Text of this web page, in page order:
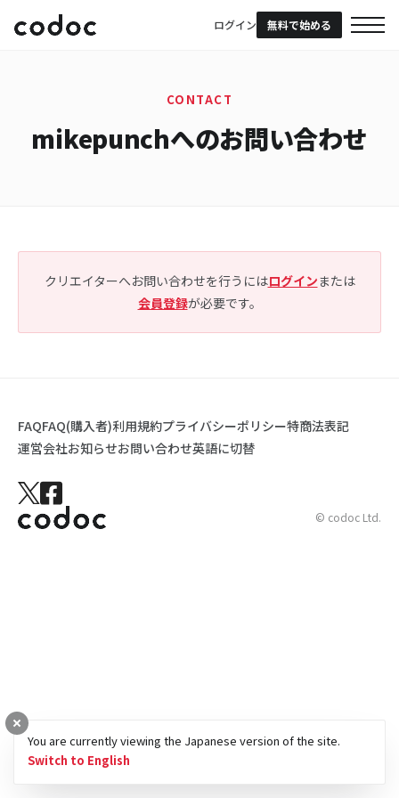
ログイン 無料で始める
CONTACT
mikepunchへのお問い合わせ
クリエイターへお問い合わせを行うにはログインまたは
会員登録が必要です。
FAQFAQ(購入者)利用規約プライバシーポリシー特商法表記
運営会社お知らせお問い合わせ英語に切替
© codoc Ltd.
You are currently viewing the Japanese version of the site.
Switch to English